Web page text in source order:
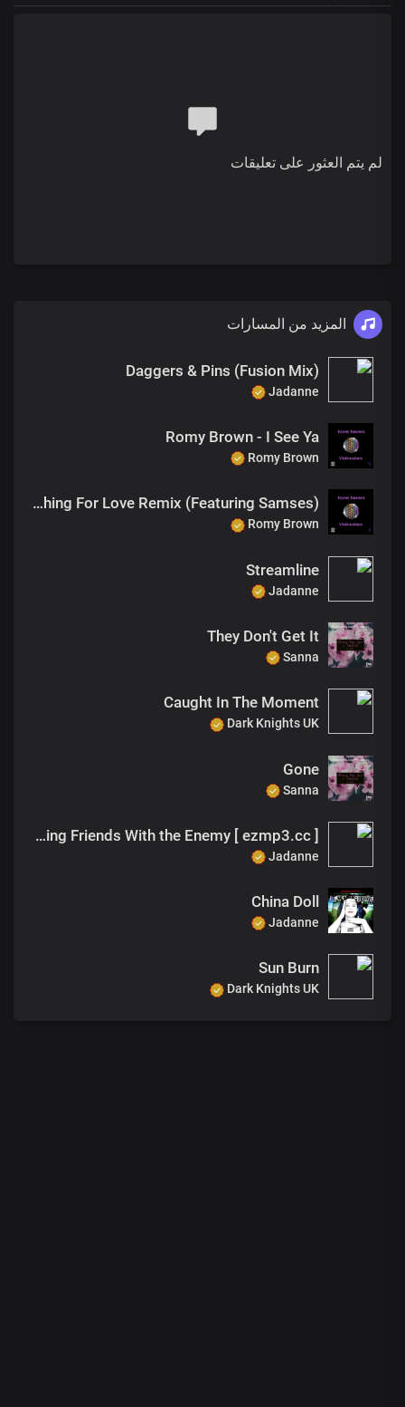
لم يتم العثور على تعليقات
المزيد من المسارات
Daggers & Pins (Fusion Mix)
Jadanne
Romy Brown - I See Ya
Romy Brown
Romy Brown - Searching For Love Remix (Featuring Samses)
Romy Brown
Streamline
Jadanne
They Don't Get It
Sanna
Caught In The Moment
Dark Knights UK
Gone
Sanna
Making Friends With the Enemy [ ezmp3.cc ]
Jadanne
China Doll
Jadanne
Sun Burn
Dark Knights UK